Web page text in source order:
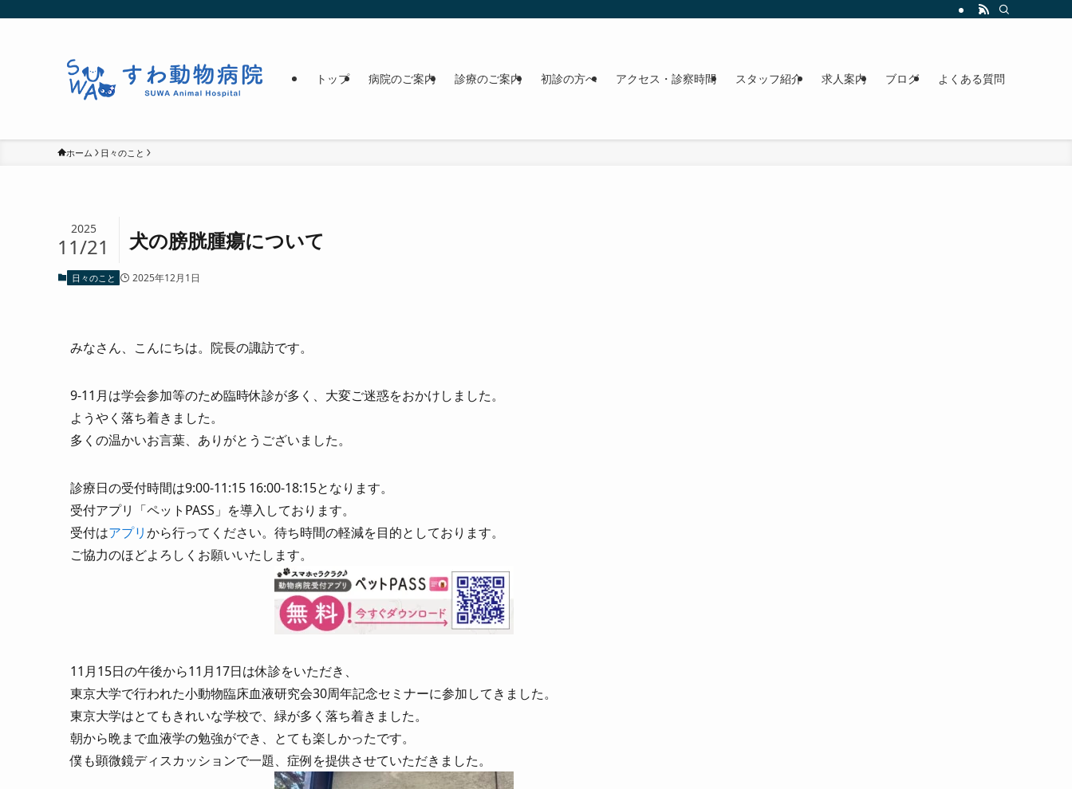
トップ 病院のご案内 診療のご案内 初診の方へ アクセス・診察時間 スタッフ紹介 求人案内 ブログ よくある質問
ホーム 日々のこと
犬の膀胱腫瘍について
2025
11/21
日々のこと 2025年12月1日
みなさん、こんにちは。院長の諏訪です。
9-11月は学会参加等のため臨時休診が多く、大変ご迷惑をおかけしました。
ようやく落ち着きました。
多くの温かいお言葉、ありがとうございました。
診療日の受付時間は9:00-11:15 16:00-18:15となります。
受付アプリ「ペットPASS」を導入しております。
受付はアプリから行ってください。待ち時間の軽減を目的としております。
ご協力のほどよろしくお願いいたします。
11月15日の午後から11月17日は休診をいただき、
東京大学で行われた小動物臨床血液研究会30周年記念セミナーに参加してきました。
東京大学はとてもきれいな学校で、緑が多く落ち着きました。
朝から晩まで血液学の勉強ができ、とても楽しかったです。
僕も顕微鏡ディスカッションで一題、症例を提供させていただきました。